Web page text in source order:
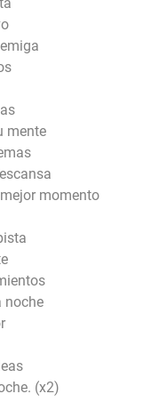
mente
momento
noche
(x2)